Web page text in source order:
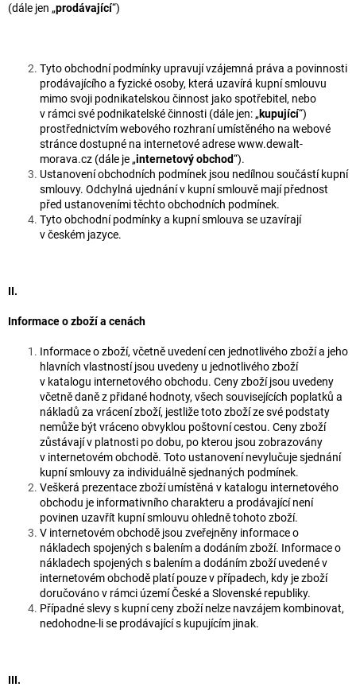
(dále jen „prodávající“)
Tyto obchodní podmínky upravují vzájemná práva a povinnosti
prodávajícího a fyzické osoby, která uzavírá kupní smlouvu
mimo svoji podnikatelskou činnost jako spotřebitel, nebo
v rámci své podnikatelské činnosti (dále jen: „kupující“)
prostřednictvím webového rozhraní umístěného na webové
stránce dostupné na internetové adrese www.dewalt-
morava.cz (dále je „internetový obchod“).
Ustanovení obchodních podmínek jsou nedílnou součástí kupní
smlouvy. Odchylná ujednání v kupní smlouvě mají přednost
před ustanoveními těchto obchodních podmínek.
Tyto obchodní podmínky a kupní smlouva se uzavírají
v českém jazyce.
II.
Informace o zboží a cenách
Informace o zboží, včetně uvedení cen jednotlivého zboží a jeho
hlavních vlastností jsou uvedeny u jednotlivého zboží
v katalogu internetového obchodu. Ceny zboží jsou uvedeny
včetně daně z přidané hodnoty, všech souvisejících poplatků a
nákladů za vrácení zboží, jestliže toto zboží ze své podstaty
nemůže být vráceno obvyklou poštovní cestou. Ceny zboží
zůstávají v platnosti po dobu, po kterou jsou zobrazovány
v internetovém obchodě. Toto ustanovení nevylučuje sjednání
kupní smlouvy za individuálně sjednaných podmínek.
Veškerá prezentace zboží umístěná v katalogu internetového
obchodu je informativního charakteru a prodávající není
povinen uzavřít kupní smlouvu ohledně tohoto zboží.
V internetovém obchodě jsou zveřejněny informace o
nákladech spojených s balením a dodáním zboží. Informace o
nákladech spojených s balením a dodáním zboží uvedené v
internetovém obchodě platí pouze v případech, kdy je zboží
doručováno v rámci území České a Slovenské republiky.
Případné slevy s kupní ceny zboží nelze navzájem kombinovat,
nedohodne-li se prodávající s kupujícím jinak.
III.